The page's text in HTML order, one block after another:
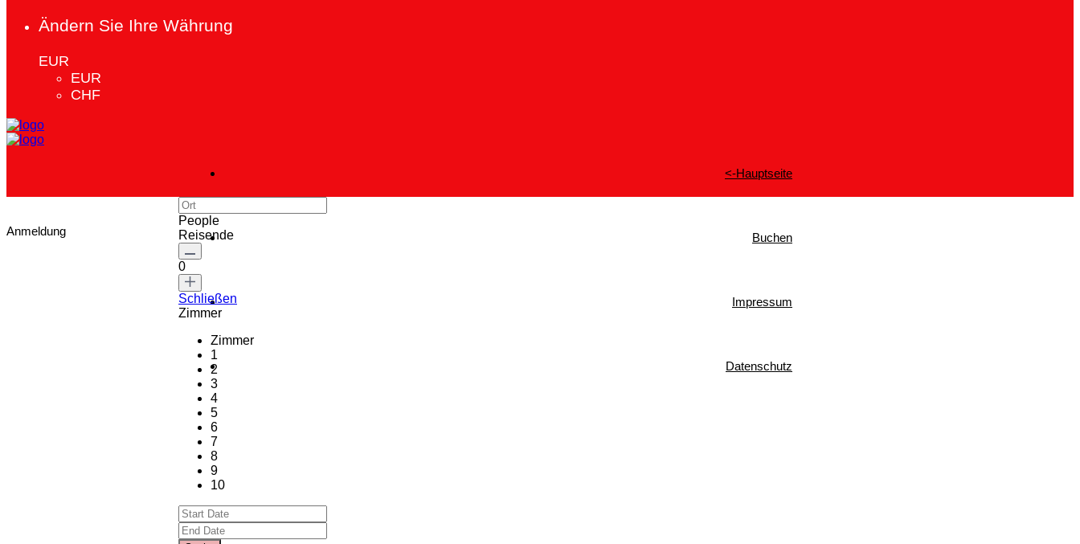
Ändern Sie Ihre Währung
EUR
EUR
CHF
<-Hauptseite
Buchen
Impressum
Datenschutz
Anmeldung
People
Reisende
0
Schließen
Zimmer
Zimmer
1
2
3
4
5
6
7
8
9
10